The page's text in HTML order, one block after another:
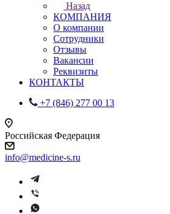
Назад
КОМПАНИЯ
О компании
Сотрудники
Отзывы
Вакансии
Реквизиты
КОНТАКТЫ
+7 (846) 277 00 13
Российская Федерация
info@medicine-s.ru